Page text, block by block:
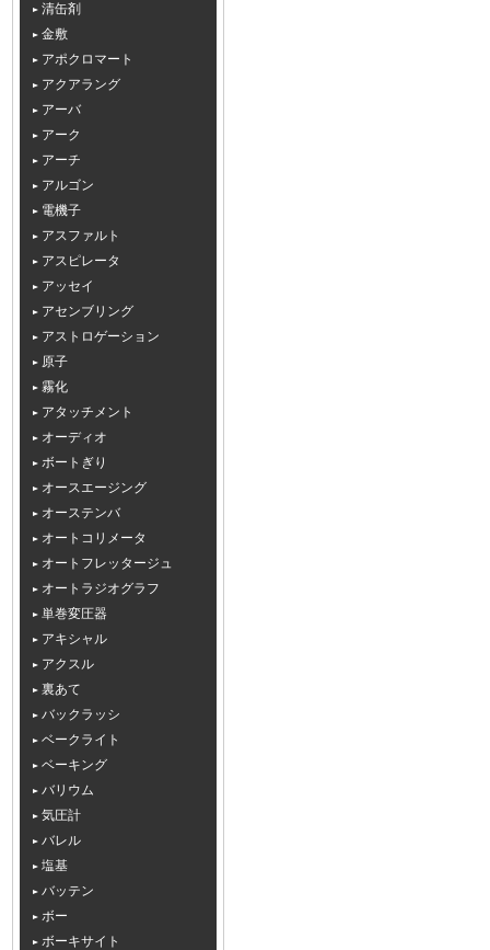
清缶剤
金敷
アポクロマート
アクアラング
アーバ
アーク
アーチ
アルゴン
電機子
アスファルト
アスピレータ
アッセイ
アセンブリング
アストロゲーション
原子
霧化
アタッチメント
オーディオ
ボートぎり
オースエージング
オーステンバ
オートコリメータ
オートフレッタージュ
オートラジオグラフ
単巻変圧器
アキシャル
アクスル
裏あて
バックラッシ
ベークライト
ベーキング
バリウム
気圧計
バレル
塩基
バッテン
ボー
ボーキサイト